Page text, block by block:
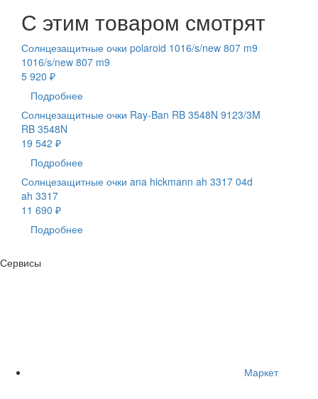
С этим товаром смотрят
Солнцезащитные очки polaroid 1016/s/new 807 m9
1016/s/new 807 m9
5 920 ₽
Подробнее
Солнцезащитные очки Ray-Ban RB 3548N 9123/3M
RB 3548N
19 542 ₽
Подробнее
Солнцезащитные очки ana hickmann ah 3317 04d
ah 3317
11 690 ₽
Подробнее
Сервисы
Маркет